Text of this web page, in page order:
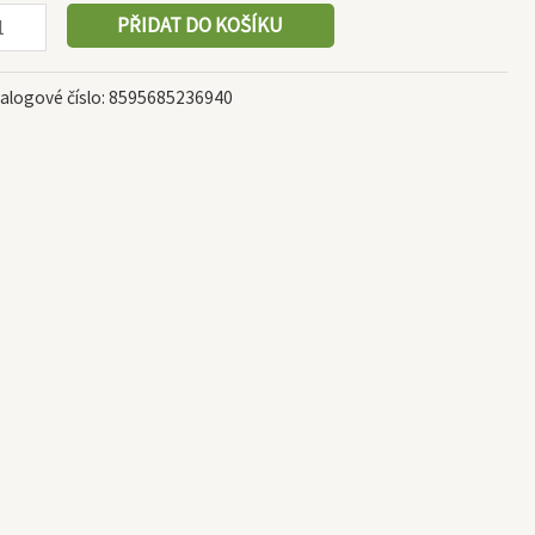
PŘIDAT DO KOŠÍKU
číslo: 8595685236940